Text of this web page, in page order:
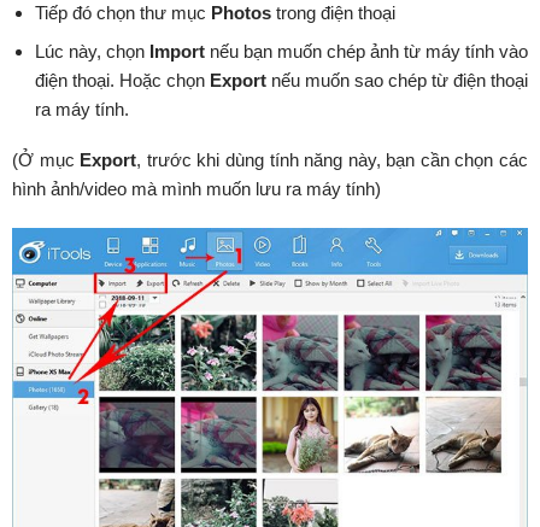
Tiếp đó chọn thư mục Photostrong điện thoại
Lúc này, chọn Importnếu bạn muốn chép ảnh từ máy tính vào
điện thoại. Hoặc chọn Exportnếu muốn sao chép từ điện thoại
ra máy tính.
(Ở mục Export, trước khi dùng tính năng này, bạn cần chọn các
hình ảnh/video mà mình muốn lưu ra máy tính)